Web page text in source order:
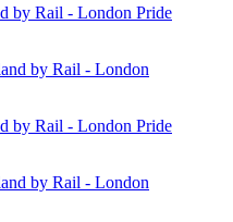
by Rail - London Pride
by Rail - London Pride